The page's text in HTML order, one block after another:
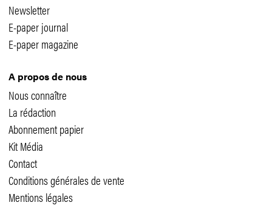
Newsletter
E-paper journal
E-paper magazine
A propos de nous
Nous connaître
La rédaction
Abonnement papier
Kit Média
Contact
Conditions générales de vente
Mentions légales